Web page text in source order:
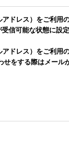
ス）をご利用
信可能な状態に設定
ス）をご利用
する際はメー